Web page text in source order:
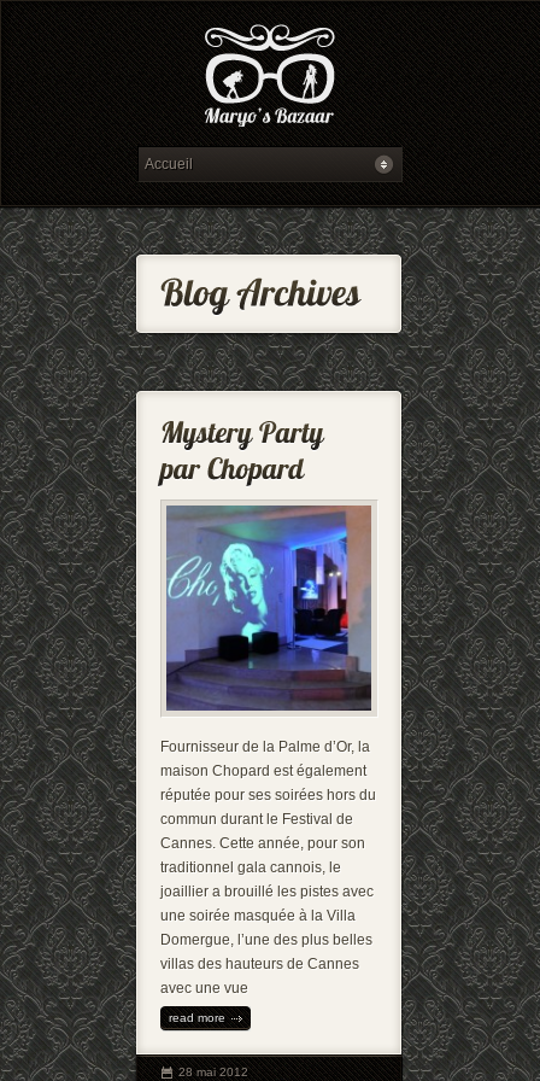
Fournisseur de la Palme d’Or, la
maison Chopard est également
réputée pour ses soirées hors du
commun durant le Festival de
Cannes. Cette année, pour son
traditionnel gala cannois, le
joaillier a brouillé les pistes avec
une soirée masquée à la Villa
Domergue, l’une des plus belles
villas des hauteurs de Cannes
avec une vue
read more
28 mai 2012